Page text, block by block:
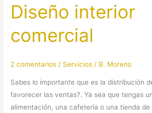
Diseño interior
comercial
2 comentarios / Servicios / B. Moreno
Sabes lo importante que es la distribución
favorecer las ventas?. Ya sea que tengas
alimentación, una cafetería o una tienda
Diseño
interior
comercial